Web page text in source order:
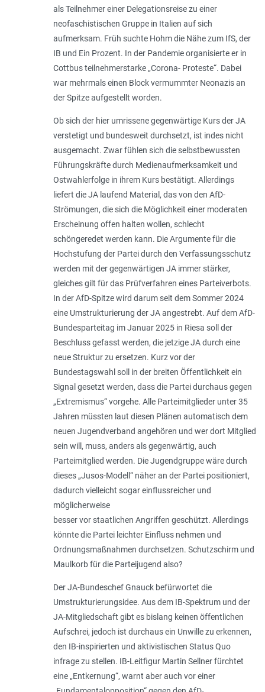
als Teilnehmer einer Delegationsreise zu einer
neofaschistischen Gruppe in Italien auf sich
aufmerksam. Früh suchte Hohm die Nähe zum IfS, der
IB und Ein Prozent. In der Pandemie organisierte er in
Cottbus teilnehmerstarke „Corona- Proteste“. Dabei
war mehrmals einen Block vermummter Neonazis an
der Spitze aufgestellt worden.
Ob sich der hier umrissene gegenwärtige Kurs der JA
verstetigt und bundesweit durchsetzt, ist indes nicht
ausgemacht. Zwar fühlen sich die selbstbewussten
Führungskräfte durch Medienaufmerksamkeit und
Ostwahlerfolge in ihrem Kurs bestätigt. Allerdings
liefert die JA laufend Material, das von den AfD-
Strömungen, die sich die Möglichkeit einer moderaten
Erscheinung offen halten wollen, schlecht
schöngeredet werden kann. Die Argumente für die
Hochstufung der Partei durch den Verfassungsschutz
werden mit der gegenwärtigen JA immer stärker,
gleiches gilt für das Prüfverfahren eines Parteiverbots.
In der AfD-Spitze wird darum seit dem Sommer 2024
eine Umstrukturierung der JA angestrebt. Auf dem AfD-
Bundesparteitag im Januar 2025 in Riesa soll der
Beschluss gefasst werden, die jetzige JA durch eine
neue Struktur zu ersetzen. Kurz vor der
Bundestagswahl soll in der breiten Öffentlichkeit ein
Signal gesetzt werden, dass die Partei durchaus gegen
„Extremismus“ vorgehe. Alle Parteimitglieder unter 35
Jahren müssten laut diesen Plänen automatisch dem
neuen Jugendverband angehören und wer dort Mitglied
sein will, muss, anders als gegenwärtig, auch
Parteimitglied werden. Die Jugendgruppe wäre durch
dieses „Jusos-Modell“ näher an der Partei positioniert,
dadurch vielleicht sogar einflussreicher und
möglicherweise
besser vor staatlichen Angriffen geschützt. Allerdings
könnte die Partei leichter Einfluss nehmen und
Ordnungsmaßnahmen durchsetzen. Schutzschirm und
Maulkorb für die Parteijugend also?
Der JA-Bundeschef Gnauck befürwortet die
Umstrukturierungsidee. Aus dem IB-Spektrum und der
JA-Mitgliedschaft gibt es bislang keinen öffentlichen
Aufschrei, jedoch ist durchaus ein Unwille zu erkennen,
den IB-inspirierten und aktivistischen Status Quo
infrage zu stellen. IB-Leitfigur Martin Sellner fürchtet
eine „Entkernung“, warnt aber auch vor einer